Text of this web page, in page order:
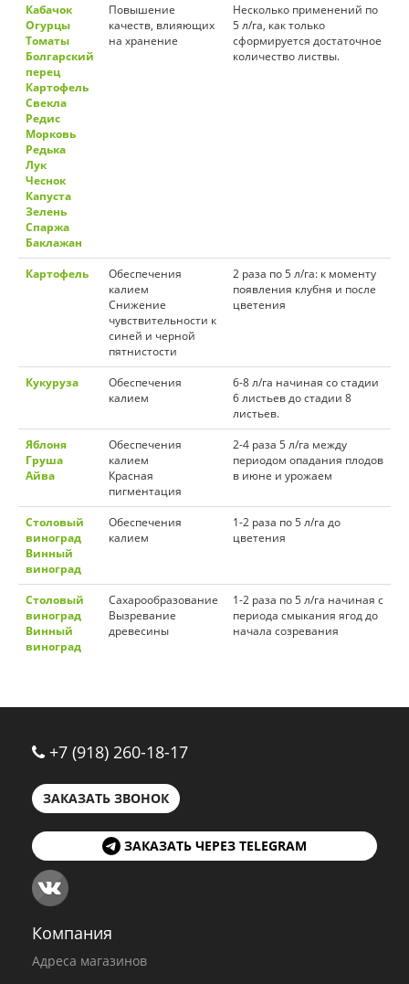
Кабачок
Огурцы
Томаты
Болгарский
перец
Картофель
Свекла
Редис
Морковь
Редька
Лук
Чеснок
Капуста
Зелень
Спаржа
Баклажан
Повышение
качеств, влияющих
на хранение
Несколько применений по
5 л/га, как только
сформируется достаточное
количество листвы.
Картофель
Обеспечения
калием
Снижение
чувствительности к
синей и черной
пятнистости
2 раза по 5 л/га: к моменту
появления клубня и после
цветения
Кукуруза
Обеспечения
калием
6-8 л/га начиная со стадии
6 листьев до стадии 8
листьев.
Яблоня
Груша
Айва
Обеспечения
калием
Красная
пигментация
2-4 раза 5 л/га между
периодом опадания плодов
в июне и урожаем
Столовый
виноград
Винный
виноград
Обеспечения
калием
1-2 раза по 5 л/га до
цветения
Столовый
виноград
Винный
виноград
Сахарообразование
Вызревание
древесины
1-2 раза по 5 л/га начиная с
периода смыкания ягод до
начала созревания
+7 (918) 260-18-17
ЗАКАЗАТЬ ЗВОНОК
ЗАКАЗАТЬ ЧЕРЕЗ TELEGRAM
Компания
Адреса магазинов